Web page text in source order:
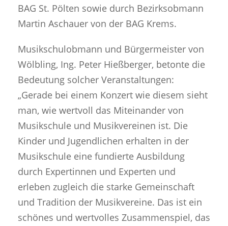
BAG St. Pölten sowie durch Bezirksobmann
Martin Aschauer von der BAG Krems.
Musikschulobmann und Bürgermeister von
Wölbling, Ing. Peter Hießberger, betonte die
Bedeutung solcher Veranstaltungen:
„Gerade bei einem Konzert wie diesem sieht
man, wie wertvoll das Miteinander von
Musikschule und Musikvereinen ist. Die
Kinder und Jugendlichen erhalten in der
Musikschule eine fundierte Ausbildung
durch Expertinnen und Experten und
erleben zugleich die starke Gemeinschaft
und Tradition der Musikvereine. Das ist ein
schönes und wertvolles Zusammenspiel, das